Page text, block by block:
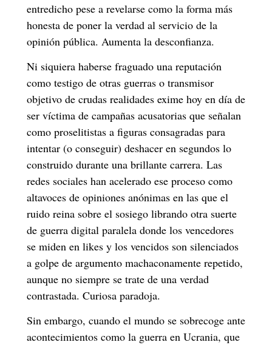
entredicho pese a revelarse como la forma más
honesta de poner la verdad al servicio de la
opinión pública. Aumenta la desconfianza.
Ni siquiera haberse fraguado una reputación
como testigo de otras guerras o transmisor
objetivo de crudas realidades exime hoy en día de
ser víctima de campañas acusatorias que señalan
como proselitistas a figuras consagradas para
intentar (o conseguir) deshacer en segundos lo
construido durante una brillante carrera. Las
redes sociales han acelerado ese proceso como
altavoces de opiniones anónimas en las que el
ruido reina sobre el sosiego librando otra suerte
de guerra digital paralela donde los vencedores
se miden en likes y los vencidos son silenciados
a golpe de argumento machaconamente repetido,
aunque no siempre se trate de una verdad
contrastada. Curiosa paradoja.
Sin embargo, cuando el mundo se sobrecoge ante
acontecimientos como la guerra en Ucrania, que